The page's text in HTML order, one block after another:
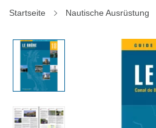
Startseite Nautische Ausrüstung